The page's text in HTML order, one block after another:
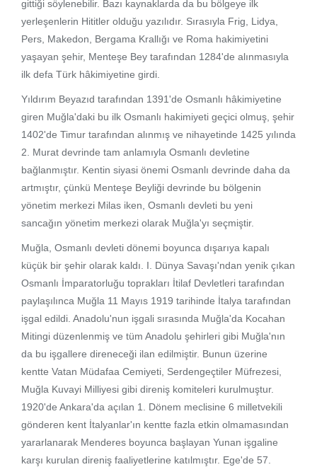
gittiği söylenebilir. Bazı kaynaklarda da bu bölgeye ilk
yerleşenlerin Hititler olduğu yazılıdır. Sırasıyla Frig, Lidya,
Pers, Makedon, Bergama Krallığı ve Roma hakimiyetini
yaşayan şehir, Menteşe Bey tarafından 1284'de alınmasıyla
ilk defa Türk hâkimiyetine girdi.
Yıldırım Beyazıd tarafından 1391'de Osmanlı hâkimiyetine
giren Muğla'daki bu ilk Osmanlı hakimiyeti geçici olmuş, şehir
1402'de Timur tarafından alınmış ve nihayetinde 1425 yılında
2. Murat devrinde tam anlamıyla Osmanlı devletine
bağlanmıştır. Kentin siyasi önemi Osmanlı devrinde daha da
artmıştır, çünkü Menteşe Beyliği devrinde bu bölgenin
yönetim merkezi Milas iken, Osmanlı devleti bu yeni
sancağın yönetim merkezi olarak Muğla'yı seçmiştir.
Muğla, Osmanlı devleti dönemi boyunca dışarıya kapalı
küçük bir şehir olarak kaldı. I. Dünya Savaşı'ndan yenik çıkan
Osmanlı İmparatorluğu toprakları İtilaf Devletleri tarafından
paylaşılınca Muğla 11 Mayıs 1919 tarihinde İtalya tarafından
işgal edildi. Anadolu'nun işgali sırasında Muğla'da Kocahan
Mitingi düzenlenmiş ve tüm Anadolu şehirleri gibi Muğla'nın
da bu işgallere direneceği ilan edilmiştir. Bunun üzerine
kentte Vatan Müdafaa Cemiyeti, Serdengeçtiler Müfrezesi,
Muğla Kuvayi Milliyesi gibi direniş komiteleri kurulmuştur.
1920'de Ankara'da açılan 1. Dönem meclisine 6 milletvekili
gönderen kent İtalyanlar'ın kentte fazla etkin olmamasından
yararlanarak Menderes boyunca başlayan Yunan işgaline
karşı kurulan direniş faaliyetlerine katılmıştır. Ege'de 57.